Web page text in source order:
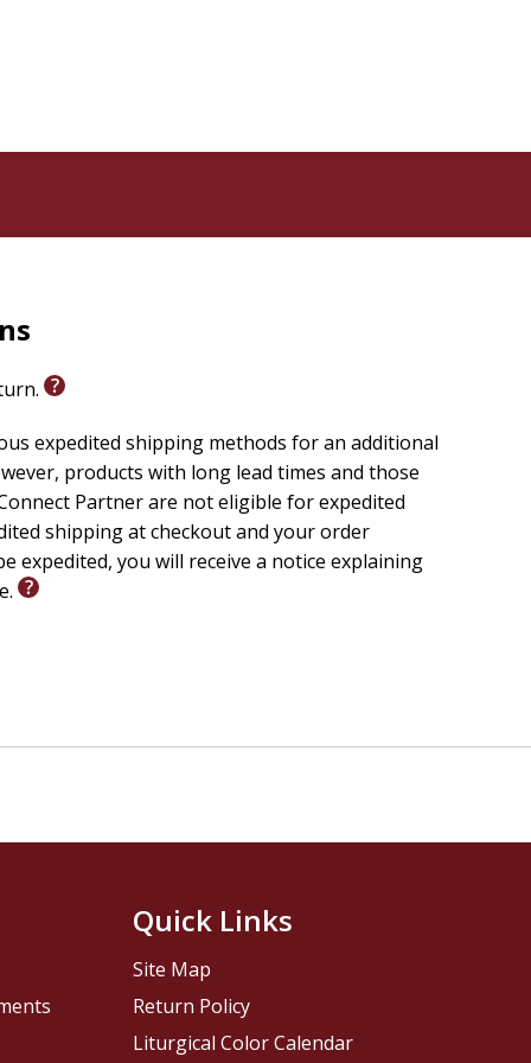
expedited shipping methods for an additional
products with long lead times and those
Partner are not eligible for expedited
shipping at checkout and your order
expedited, you will receive a notice explaining
Quick Links
Site Map
Return Policy
Liturgical Color Calendar